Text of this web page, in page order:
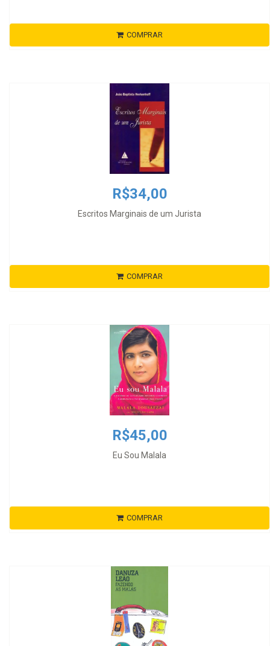
COMPRAR
R$34,00
Escritos Marginais de um Jurista
COMPRAR
R$45,00
Eu Sou Malala
COMPRAR